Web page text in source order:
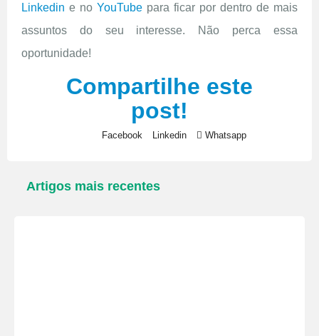
Linkedin e no YouTube para ficar por dentro de mais
assuntos do seu interesse. Não perca essa
oportunidade!
Compartilhe este
post!
Facebook Linkedin Whatsapp
Artigos mais recentes